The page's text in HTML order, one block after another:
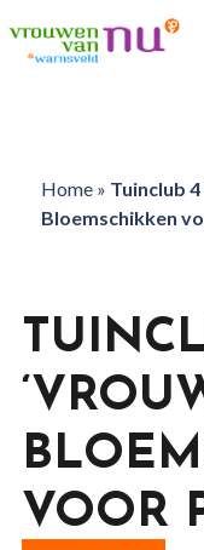
Home» Tuinclub 4
Bloemschikken
VOOR